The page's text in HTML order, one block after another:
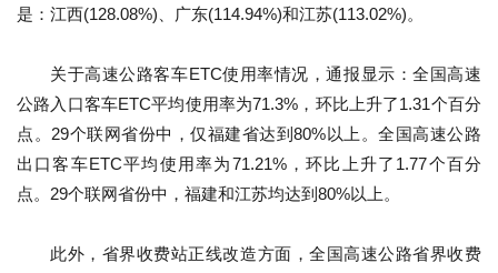
财
业
A
I
是：江西(128.08%)、广东(114.94%)和江苏(113.02%)。
关于高速公路客车ETC使用率情况，通报显示：全国高速
公路入口客车ETC平均使用率为71.3%，环比上升了1.31个百分
点。29个联网省份中，仅福建省达到80%以上。全国高速公路
出口客车ETC平均使用率为71.21%，环比上升了1.77个百分
点。29个联网省份中，福建和江苏均达到80%以上。
此外，省界收费站正线改造方面，全国高速公路省界收费